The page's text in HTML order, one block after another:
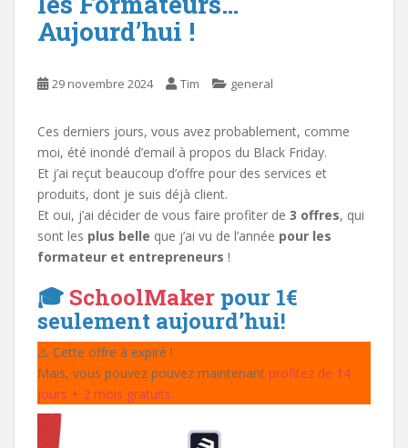
Aujourd’hui !
29 novembre 2024 Tim general
Ces derniers jours, vous avez probablement, comme
moi, été inondé d’email à propos du Black Friday.
Et j’ai reçut beaucoup d’offre pour des services et
produits, dont je suis déjà client.
Et oui, j’ai décider de vous faire profiter de 3 offres, qui
sont les plus belle que j’ai vu de l’année pour les
formateur et entrepreneurs !
🎓 SchoolMaker pour 1€
seulement aujourd’hui!
⚠️ Cette offre à expiré !
Mais, vous pouvez pouvez maintenant profitez de 14
jours + 2 mois gratuits.